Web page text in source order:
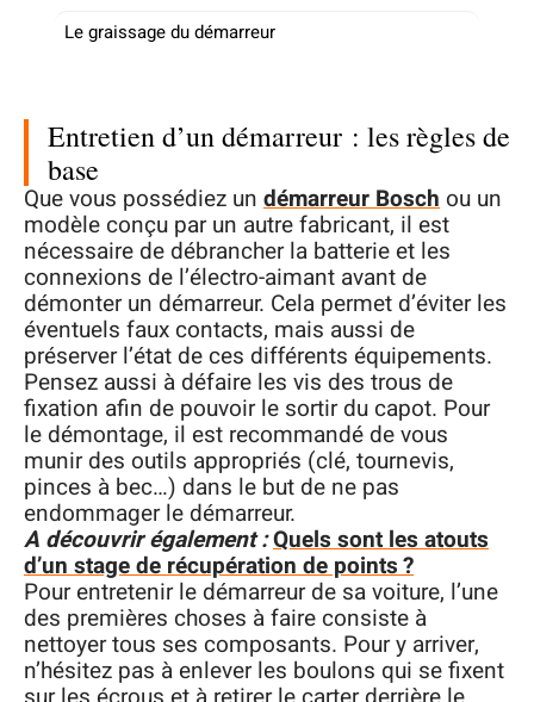
Le graissage du démarreur
Entretien d’un démarreur : les règles de
base
Que vous possédiez un démarreur Bosch ou un
modèle conçu par un autre fabricant, il est
nécessaire de débrancher la batterie et les
connexions de l’électro-aimant avant de
démonter un démarreur. Cela permet d’éviter les
éventuels faux contacts, mais aussi de
préserver l’état de ces différents équipements.
Pensez aussi à défaire les vis des trous de
fixation afin de pouvoir le sortir du capot. Pour
le démontage, il est recommandé de vous
munir des outils appropriés (clé, tournevis,
pinces à bec…) dans le but de ne pas
endommager le démarreur.
A découvrir également :Quels sont les atouts
d’un stage de récupération de points ?
Pour entretenir le démarreur de sa voiture, l’une
des premières choses à faire consiste à
nettoyer tous ses composants. Pour y arriver,
n’hésitez pas à enlever les boulons qui se fixent